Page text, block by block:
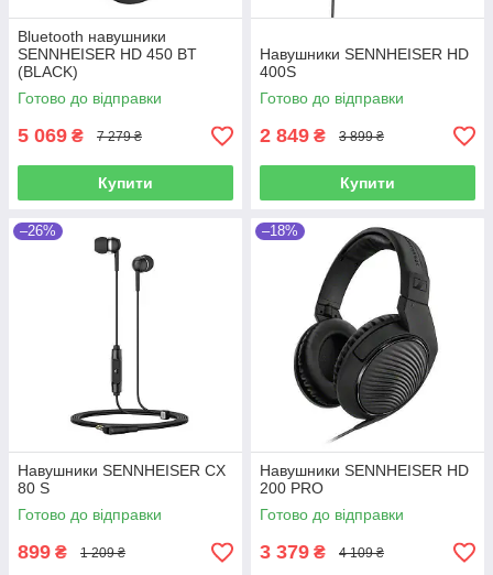
Bluetooth навушники
SENNHEISER HD 450 BT
(BLACK)
Готово до відправки
5 069 ₴ 7 279 ₴
Купити
Навушники SENNHEISER HD
400S
Готово до відправки
2 849 ₴ 3 899 ₴
Купити
–26%
Навушники SENNHEISER CX
80 S
Готово до відправки
899 ₴ 1 209 ₴
–18%
Навушники SENNHEISER HD
200 PRO
Готово до відправки
3 379 ₴ 4 109 ₴